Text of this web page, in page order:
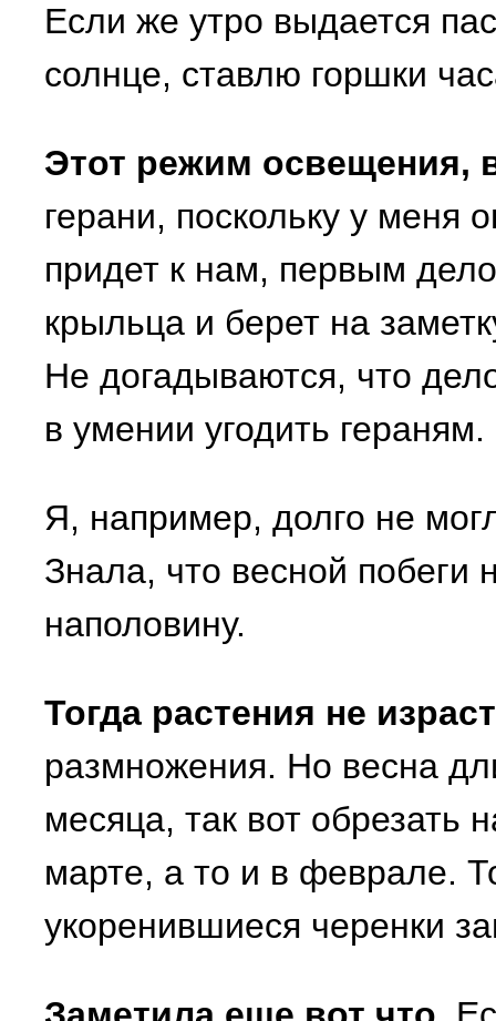
Если же утро выдается
солнце, ставлю горшки
Этот режим
герани, поскольку у меня
придет к нам, первым
крыльца и берет на
Не догадываются, что
в умении угодить гераням.
Я, например, долго не
Знала, что весной побеги
наполовину.
Тогда растения не
размножения. Но весна
месяца, так вот обрезать
марте, а то и в феврале.
укоренившиеся черенки